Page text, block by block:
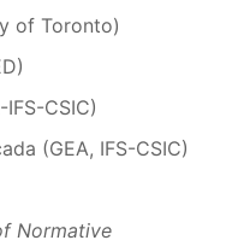
of Toronto)
CSIC)
(GEA, IFS-CSIC)
Normative